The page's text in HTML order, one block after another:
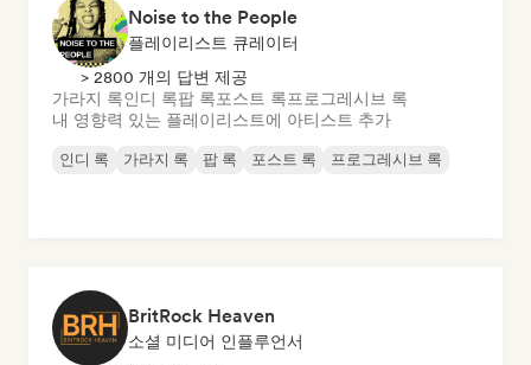
Noise to the People
플레이리스트 큐레이터
> 2800 개의 답변 제공
가라지 록인디 록팝 록포스트 록프로그레시브 록
내 영향력 있는 플레이리스트에 아티스트 추가
인디 록 가라지 록 팝 록 포스트 록 프로그레시브 록
BritRock Heaven
소셜 미디어 인플루언서